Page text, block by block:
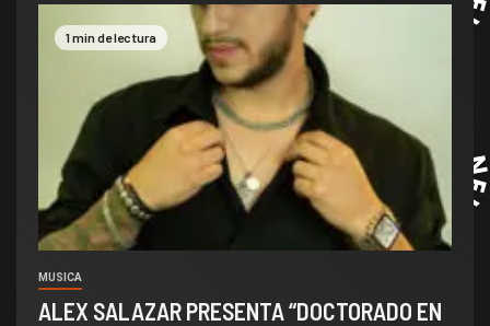
1 min de lectura
MUSICA
ALEX SALAZAR PRESENTA “DOCTORADO EN